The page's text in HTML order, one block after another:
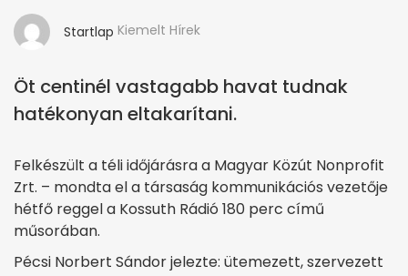
Startlap Kiemelt Hírek
Öt centinél vastagabb havat tudnak
hatékonyan eltakarítani.
Felkészült a téli időjárásra a Magyar Közút Nonprofit
Zrt. – mondta el a társaság kommunikációs vezetője
hétfő reggel a Kossuth Rádió 180 perc című
műsorában.
Pécsi Norbert Sándor jelezte: ütemezett, szervezett